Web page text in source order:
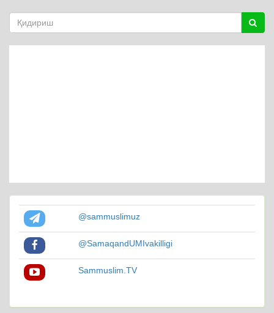
@sammuslimuz
@SamaqandUMIvakilligi
Sammuslim.TV